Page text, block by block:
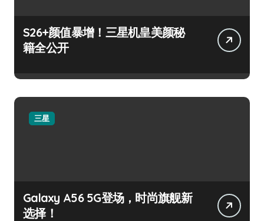
S26+颜值暴增！三星机皇美颜秘
籍全公开
三星
Galaxy A56 5G登场，时尚旗舰新
选择！